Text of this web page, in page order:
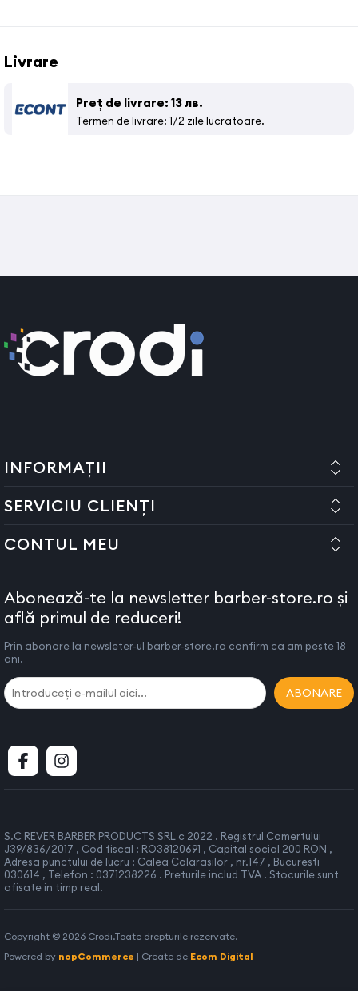
Inaltime sezut –
Livrare
Preț de livrare: 13 лв.
Termen de livrare: 1/2 zile lucratoare.
INFORMAȚII
SERVICIU CLIENȚI
CONTUL MEU
Abonează-te la newsletter barber-store.ro și
află primul de reduceri!
Prin abonare la newsleter-ul barber-store.ro confirm ca am peste 18
ani.
ABONARE
S.C REVER BARBER PRODUCTS SRL c 2022 . Registrul Comertului
J39/836/2017 , Cod fiscal : RO38120691 , Capital social 200 RON ,
Adresa punctului de lucru : Calea Calarasilor , nr.147 , Bucuresti
030614 , Telefon : 0371238226 . Preturile includ TVA . Stocurile sunt
afisate in timp real.
Copyright © 2026 Crodi.Toate drepturile rezervate.
Powered by nopCommerce | Create de Ecom Digital